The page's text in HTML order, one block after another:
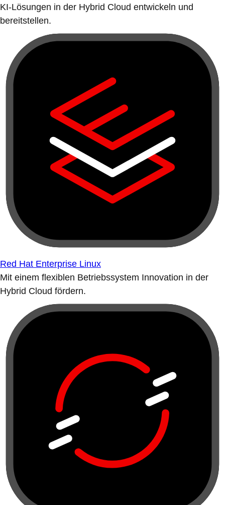
KI-Lösungen in der Hybrid Cloud entwickeln und
bereitstellen.
Red Hat Enterprise Linux
Mit einem flexiblen Betriebssystem Innovation in der
Hybrid Cloud fördern.